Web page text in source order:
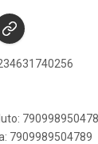
7909989504789